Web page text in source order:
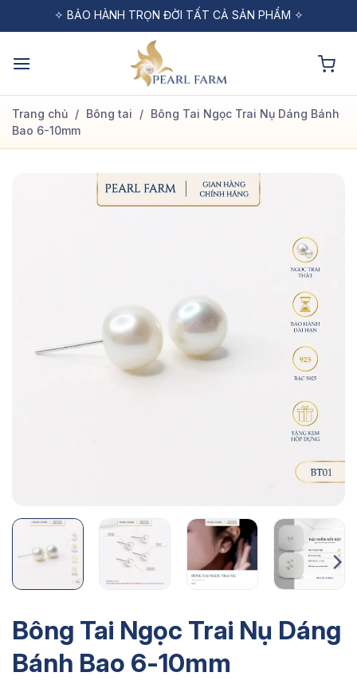
qua
dung
✧ BẢO HÀNH TRỌN ĐỜI TẤT CẢ SẢN PHẨM ✧
✧ MIỄN PHÍ VẬN CHUYỂN CHO ĐƠN HÀNG TỪ 1 TRIỆU ✧
✧ ĐỔI TRẢ MIỄN PHÍ TRONG VÒNG 48H ✧
Trang chủ / Bông tai / Bông Tai Ngọc Trai Nụ Dáng Bánh
Bao 6-10mm
Bông Tai Ngọc Trai Nụ Dáng
Bánh Bao 6-10mm